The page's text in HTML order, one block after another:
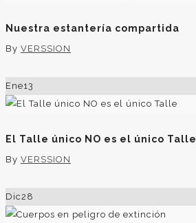
Nuestra estantería compartida
By VERSSION
Ene13
El Talle único NO es el único Talle
By VERSSION
Dic28